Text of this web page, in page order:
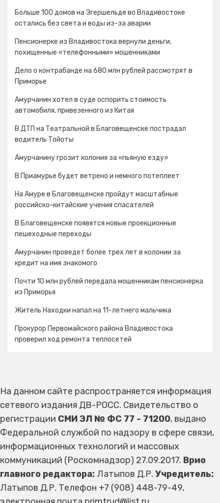
Больше 100 домов на Эгершельде во Владивостоке
остались без света и воды из-за аварии
Пенсионерке из Владивостока вернули деньги,
похищенные «телефонными» мошенниками
Дело о контрабанде на 680 млн рублей рассмотрят в
Приморье
Амурчанин хотел в суде оспорить стоимость
автомобиля, привезенного из Китая
В ДТП на Театральной в Благовещенске пострадал
водитель Тойоты
Амурчанину грозит колония за «пьяную езду»
В Приамурье будет ветрено и немного потеплеет
На Амуре в Благовещенске пройдут масштабные
российско-китайские учения спасателей
В Благовещенске появятся новые проекционные
пешеходные переходы
Амурчанин проведет более трех лет в колонии за
кредит на имя знакомого
Почти 10 млн рублей передала мошенникам пенсионерка
из Приморья
Житель Находки напал на 11-летнего мальчика
Прокурор Первомайского района Владивостока
проверил ход ремонта теплосетей
На данном сайте распространяется информация
сетевого издания ДВ-РОСС. Свидетельство о
регистрации СМИ ЭЛ № ФС 77 - 71200, выдано
Федеральной службой по надзору в сфере связи,
информационных технологий и массовых
коммуникаций (Роскомнадзор) 27.09.2017. Врио
главного редактора: Латыпов Д.Р. Учредитель:
Латыпов Д.Р. Телефон +7 (908) 448-79-49,